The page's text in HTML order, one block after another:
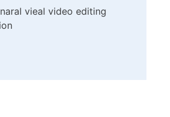
vieal video editing